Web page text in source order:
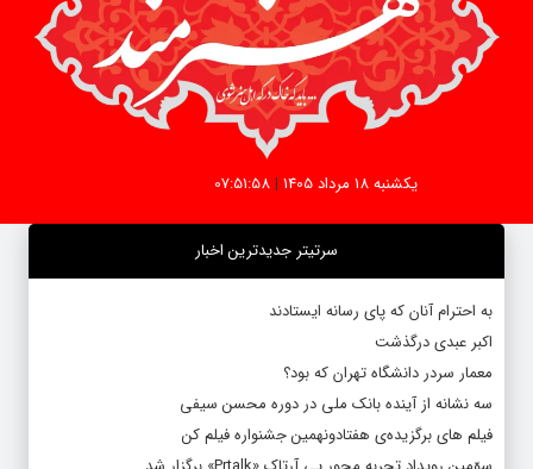
یکشنبه 18 مرداد 1405 |
07:51:58
سرتیتر جدیدترین اخبار
به احترام آنان که پای رسانه ایستادند
اکبر عبدی درگذشت
معمار سردر دانشگاه تهران که بود؟
سه نشانه از آینده بانک ملی در دوره محسن سیفی
فیلم های برگزیده‌ی هفتادونهمین جشنواره فیلم کن